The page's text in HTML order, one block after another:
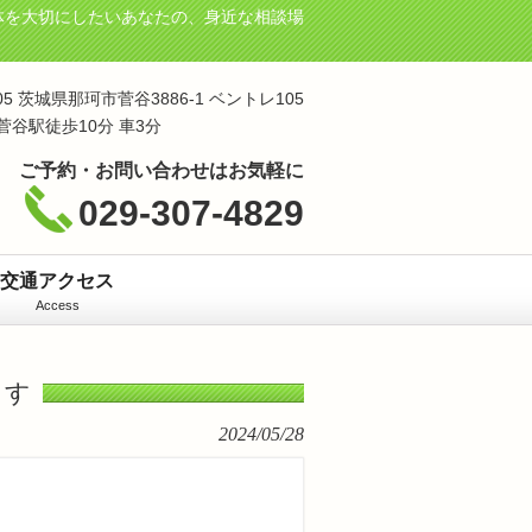
大切にしたいあなたの、身近な相談場
茨城県那珂市菅谷3886-1 ベントレ105
谷駅徒歩10分 車3分
ご予約・お問い合わせはお気軽に
029-307-4829
交通アクセス
Access
2024/05/28